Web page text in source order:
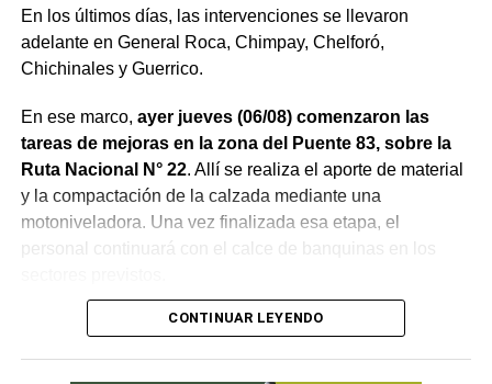
En los últimos días, las intervenciones se llevaron
adelante en General Roca, Chimpay, Chelforó,
Chichinales y Guerrico.
En ese marco, ayer jueves (06/08) comenzaron las
tareas de mejoras en la zona del Puente 83, sobre la
Ruta Nacional N° 22. Allí se realiza el aporte de material
y la compactación de la calzada mediante una
motoniveladora. Una vez finalizada esa etapa, el
personal continuará con el calce de banquinas en los
CONTINUAR LEYENDO